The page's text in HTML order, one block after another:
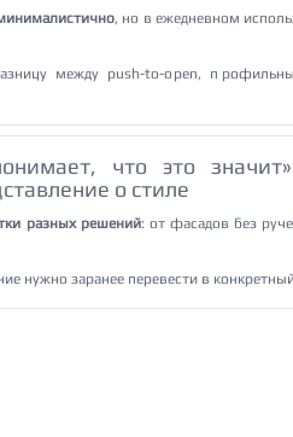
, но в ежедневном
между push-to-open,
что это
о стиле
разных решений: от фасадов без
нужно заранее перевести в